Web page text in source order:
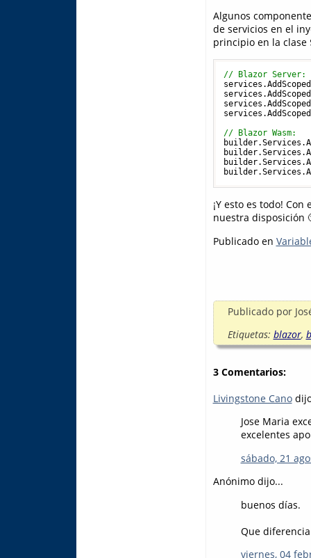
Algunos
de servicios en el
principio en la clase
// Blazor Server:
// Blazor Wasm:
¡Y esto es todo!
nuestra disposición
Publicado en
Publicado por
Etiquetas: blazor,
3 Comentarios:
Livingstone Cano
Jose Maria
excelentes
sábado, 21
Anónimo dijo...
buenos días.
Que
viernes, 04